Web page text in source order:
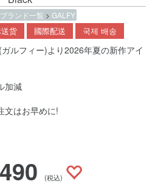
ブランド一覧 > GALFY
货 國際配送 국제 배송
ルフィー)より2026年夏の新作アイ
加減
文はお早めに!
(税込)